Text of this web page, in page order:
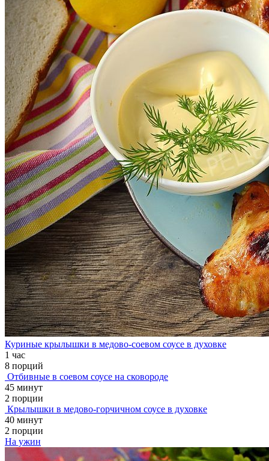
Куриные крылышки в медово-соевом соусе в духовке
1 час
8 порций
Отбивные в соевом соусе на сковороде
45 минут
2 порции
Крылышки в медово-горчичном соусе в духовке
40 минут
2 порции
На ужин